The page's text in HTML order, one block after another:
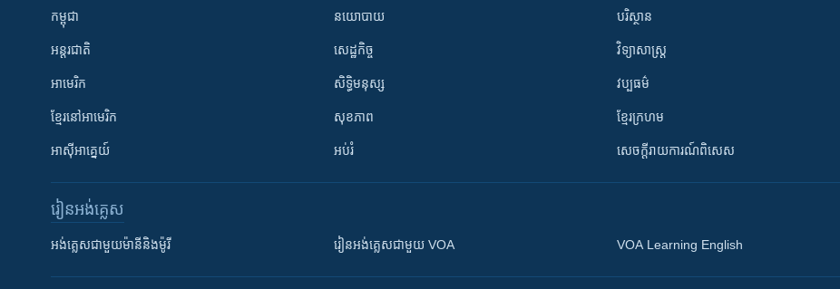
កម្ពុជា
អន្តរជាតិ
អាមេរិក
ខ្មែរ​នៅអាមេរិក
អាស៊ីអាគ្នេយ៍
នយោបាយ
សេដ្ឋកិច្ច
សិទ្ធិមនុស្ស
សុខភាព
អប់រំ
បរិស្ថាន
វិទ្យាសាស្រ្ត
វប្បធម៌
ខ្មែរក្រហម
សេចក្តីរាយការណ៍ពិសេស
រៀន​​អង់គ្លេស
អង់គ្លេស​ជាមួយ​ម៉ានី​និង​ម៉ូរី រៀន​​​​​​អង់គ្លេស​​ជាមួយ VOA VOA Learning English